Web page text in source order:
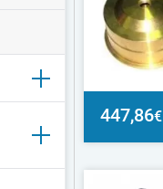
447,86€